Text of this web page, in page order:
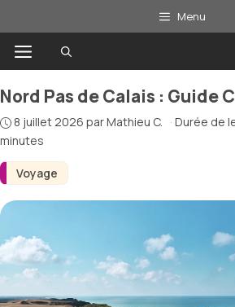
au
contenu
Menu
Menu
Voyage
Nord Pas de Calais : Guide
8 juillet 2026 parMathieu C. · Durée de
minutes